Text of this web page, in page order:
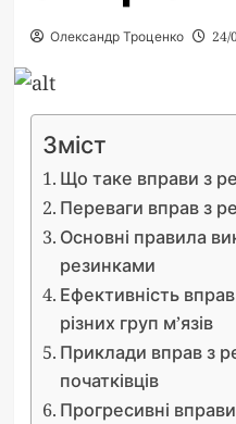
Олександр Троценко 24/
Зміст
Що таке вправи з
Переваги вправ з
Основні правила
резинками
Ефективність
різних груп м’язів
Приклади вправ з
початківців
Прогресивні